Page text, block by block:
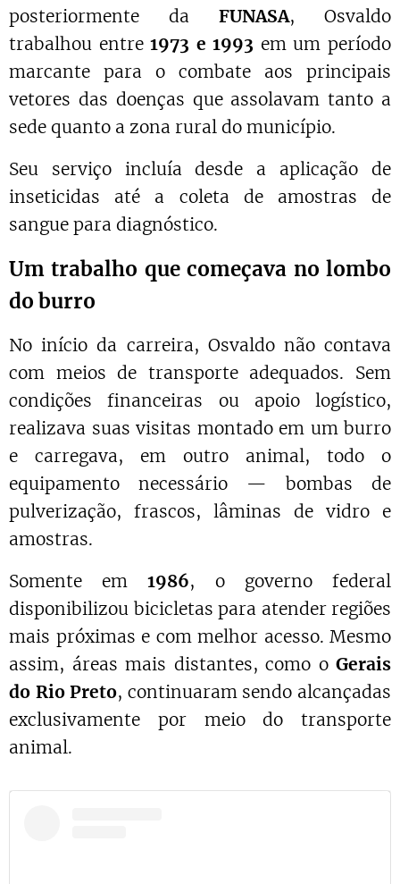
posteriormente da FUNASA, Osvaldo
trabalhou entre1973 e 1993 em um período
marcante para o combate aos principais
vetores das doenças que assolavam tanto a
sede quanto a zona rural do município.
Seu serviço incluía desde a aplicação de
inseticidas até a coleta de amostras de
sangue para diagnóstico.
Um trabalho que começava no lombo
do burro
No início da carreira, Osvaldo não contava
com meios de transporte adequados. Sem
condições financeiras ou apoio logístico,
realizava suas visitas montado em um burro
e carregava, em outro animal, todo o
equipamento necessário — bombas de
pulverização, frascos, lâminas de vidro e
amostras.
Somente em1986, o governo federal
disponibilizou bicicletas para atender regiões
mais próximas e com melhor acesso. Mesmo
assim, áreas mais distantes, como o Gerais
do Rio Preto, continuaram sendo alcançadas
exclusivamente por meio do transporte
animal.